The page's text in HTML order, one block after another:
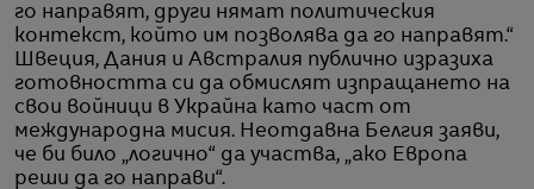
го направят, други нямат политическия
контекст, който им позволява да го направят.“
Швеция, Дания и Австралия публично изразиха
готовността си да обмислят изпращането на
свои войници в Украйна като част от
международна мисия. Неотдавна Белгия заяви,
че би било „логично“ да участва, „ако Европа
реши да го направи“.